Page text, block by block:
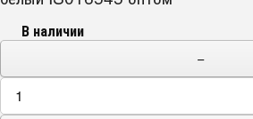
В наличии
−